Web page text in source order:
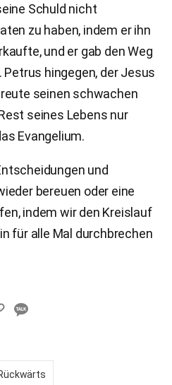
Schuld nicht
zu haben, indem er ihn
und er gab den Weg
hingegen, der Jesus
seinen schwachen
seines Lebens nur
Evangelium.
und
bereuen oder eine
indem wir den Kreislauf
für alle Mal durchbrechen
카
톡
공